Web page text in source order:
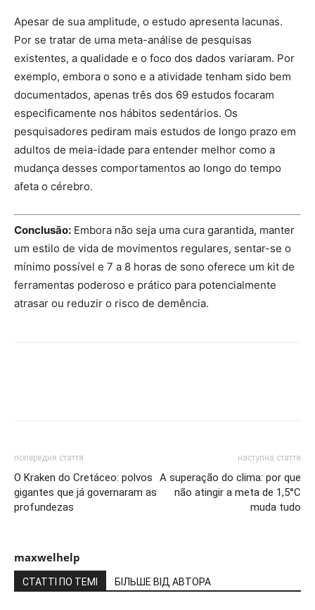
Apesar de sua amplitude, o estudo apresenta lacunas.
Por se tratar de uma meta-análise de pesquisas
existentes, a qualidade e o foco dos dados variaram. Por
exemplo, embora o sono e a atividade tenham sido bem
documentados, apenas três dos 69 estudos focaram
especificamente nos hábitos sedentários. Os
pesquisadores pediram mais estudos de longo prazo em
adultos de meia-idade para entender melhor como a
mudança desses comportamentos ao longo do tempo
afeta o cérebro.
Conclusão: Embora não seja uma cura garantida, manter
um estilo de vida de movimentos regulares, sentar-se o
mínimo possível e 7 a 8 horas de sono oferece um kit de
ferramentas poderoso e prático para potencialmente
atrasar ou reduzir o risco de demência.
попередня стаття
O Kraken do Cretáceo: polvos
gigantes que já governaram as
profundezas
наступна стаття
A superação do clima: por que
não atingir a meta de 1,5°C
muda tudo
maxwelhelp
СТАТТІ ПО ТЕМІ БІЛЬШЕ ВІД АВТОРА